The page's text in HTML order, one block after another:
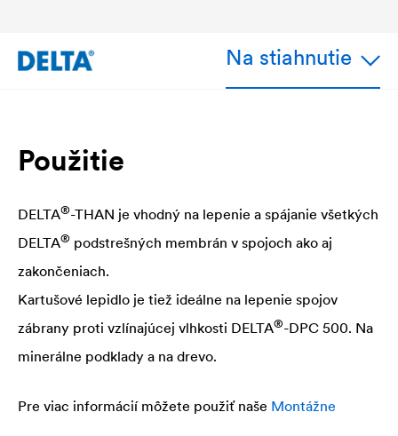
Na stiahnutie
Použitie
DELTA®-THAN je vhodný na lepenie a spájanie všetkých
DELTA® podstrešných membrán v spojoch ako aj
zakončeniach.
Kartušové lepidlo je tiež ideálne na lepenie spojov
zábrany proti vzlínajúcej vlhkosti DELTA®-DPC 500. Na
minerálne podklady a na drevo.
Pre viac informácií môžete použiť naše Montážne